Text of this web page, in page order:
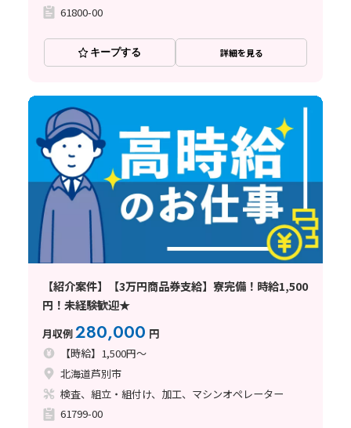
61800-00
キープする 詳細を見る
【紹介案件】【3万円商品券支給】寮完備！時給1,500
円！未経験歓迎★
月収例280,000 円
【時給】1,500円～
北海道芦別市
検査、組立・組付け、加工、マシンオペレーター
61799-00